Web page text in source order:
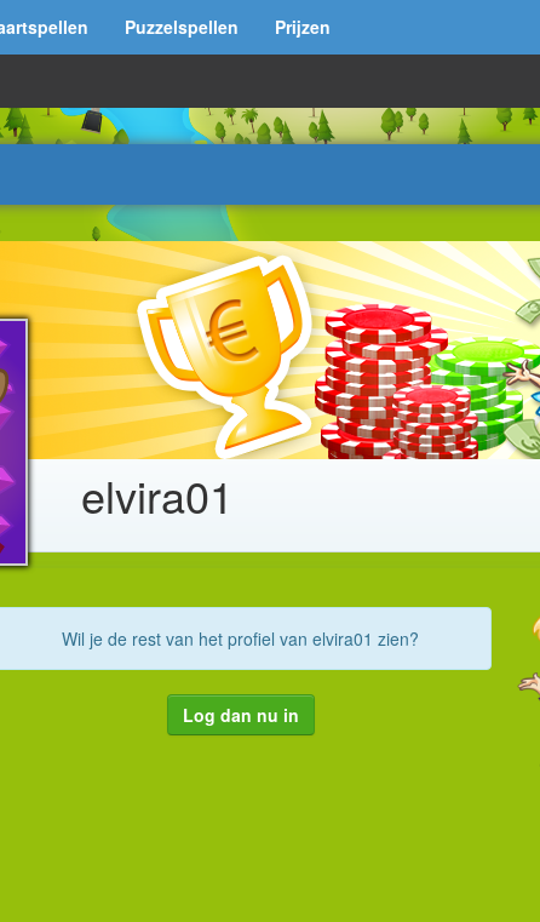
Puzzelspellen Prijzen
elvira01
Wil je de rest van het profiel van elvira01 zien?
Log dan nu in